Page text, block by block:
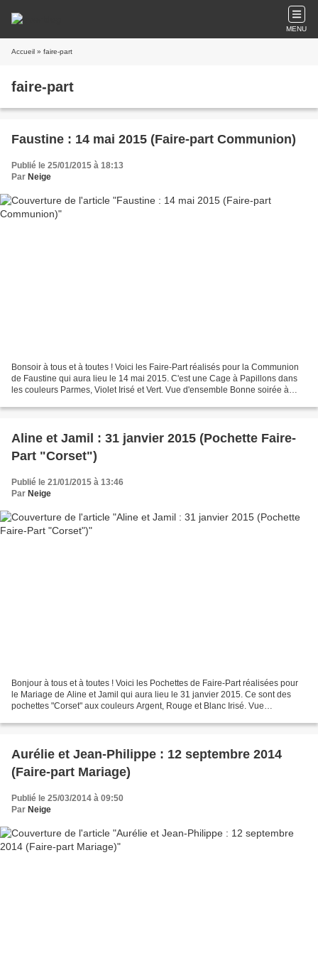
MENU
Accueil » faire-part
faire-part
Faustine : 14 mai 2015 (Faire-part Communion)
Publié le 25/01/2015 à 18:13
Par Neige
Bonsoir à tous et à toutes ! Voici les Faire-Part réalisés pour la Communion
de Faustine qui aura lieu le 14 mai 2015. C'est une Cage à Papillons dans
les couleurs Parmes, Violet Irisé et Vert. Vue d'ensemble Bonne soirée à
Aline et Jamil : 31 janvier 2015 (Pochette Faire-
Part "Corset")
Publié le 21/01/2015 à 13:46
Par Neige
Bonjour à tous et à toutes ! Voici les Pochettes de Faire-Part réalisées pour
le Mariage de Aline et Jamil qui aura lieu le 31 janvier 2015. Ce sont des
pochettes "Corset" aux couleurs Argent, Rouge et Blanc Irisé. Vue
Aurélie et Jean-Philippe : 12 septembre 2014
(Faire-part Mariage)
Publié le 25/03/2014 à 09:50
Par Neige